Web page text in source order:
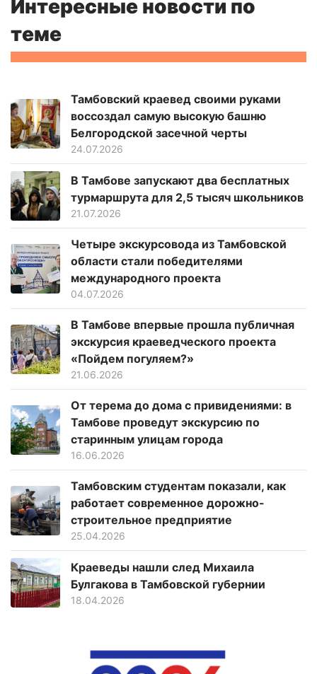
Интересные новости по
теме
Тамбовский краевед своими руками
воссоздал самую высокую башню
Белгородской засечной черты
24.07.2026
В Тамбове запускают два бесплатных
турмаршрута для 2,5 тысяч школьников
21.07.2026
Четыре экскурсовода из Тамбовской
области стали победителями
международного проекта
04.07.2026
В Тамбове впервые прошла публичная
экскурсия краеведческого проекта
«Пойдем погуляем?»
21.06.2026
От терема до дома с привидениями: в
Тамбове проведут экскурсию по
старинным улицам города
16.06.2026
Тамбовским студентам показали, как
работает современное дорожно-
строительное предприятие
25.04.2026
Краеведы нашли след Михаила
Булгакова в Тамбовской губернии
18.04.2026